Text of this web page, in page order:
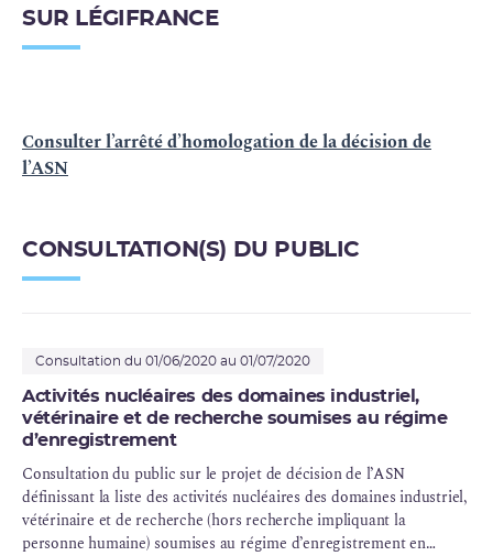
SUR LÉGIFRANCE
Consulter l’arrêté d’homologation de la décision de
l’ASN
CONSULTATION(S) DU PUBLIC
Consultation du 01/06/2020 au 01/07/2020
Activités nucléaires des domaines industriel,
vétérinaire et de recherche soumises au régime
d’enregistrement
Consultation du public sur le projet de décision de l’ASN
définissant la liste des activités nucléaires des domaines industriel,
vétérinaire et de recherche (hors recherche impliquant la
personne humaine) soumises au régime d’enregistrement en